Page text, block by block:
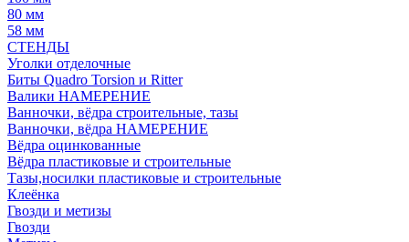
80 мм
58 мм
СТЕНДЫ
Уголки отделочные
Биты Quadro Torsion и Ritter
Валики НАМЕРЕНИЕ
Ванночки, вёдра строительные, тазы
Ванночки, вёдра НАМЕРЕНИЕ
Вёдра оцинкованные
Вёдра пластиковые и строительные
Тазы,носилки пластиковые и строительные
Клеёнка
Гвозди и метизы
Гвозди